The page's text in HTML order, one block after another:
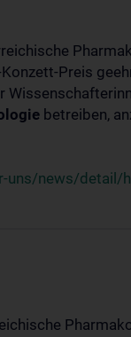
Preis
betreiben,
uns/news/detail/